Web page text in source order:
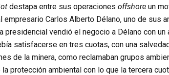
destapa entre sus operaciones offshore un
empresario Carlos Alberto Délano, uno de
presidencial vendió el negocio a Délano con
satisfacerse en tres cuotas, con una
de la minera, como reclamaban grupos
protección ambiental con lo que la tercera